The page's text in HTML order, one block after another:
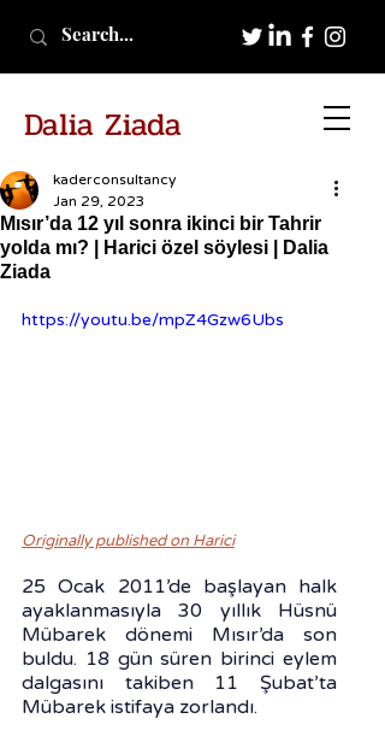
Dalia Ziada
Mısır’da 12 yıl sonra ikinci bir Tahrir
yolda mı? | Harici özel söylesi | Dalia
Ziada
kaderconsultancy
Jan 29, 2023
https://youtu.be/mpZ4Gzw6Ubs
Originally published on Harici
25 Ocak 2011’de başlayan halk
ayaklanmasıyla 30 yıllık Hüsnü
Mübarek dönemi Mısır’da son
buldu. 18 gün süren birinci eylem
dalgasını takiben 11 Şubat’ta
Mübarek istifaya zorlandı.